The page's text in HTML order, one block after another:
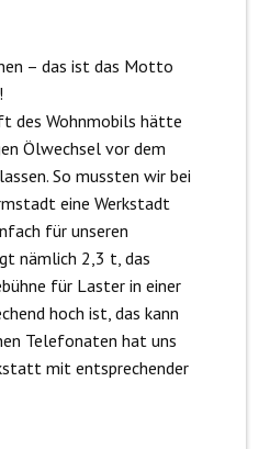
– das ist das Motto
des Wohnmobils hätte
Ölwechsel vor dem
So mussten wir bei
eine Werkstadt
für unseren
nämlich 2,3 t, das
für Laster in einer
hoch ist, das kann
Telefonaten hat uns
mit entsprechender